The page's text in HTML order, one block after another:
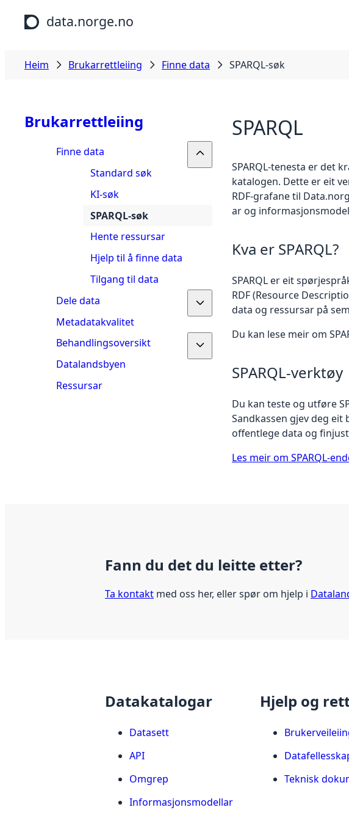
Hopp til hovudinnhald
data.norge.no
Heim Brukarrettleiing Finne data SPARQL-søk
Brukarrettleiing
Finne data
Standard søk
KI-søk
SPARQL-søk
Hente ressursar
Hjelp til å finne data
Tilgang til data
Dele data
Metadatakvalitet
Behandlingsoversikt
Datalandsbyen
Ressursar
SPARQL
SPARQL-tenesta er det
katalogen. Dette er eit
RDF-grafane til
ar og
Kva er SPARQL?
SPARQL er eit
RDF (Resource
data og ressursar på
Du kan lese meir om
SPARQL-verktøy
Du kan teste og utføre
Sandkassen gjev deg
offentlege data og
Les meir om SPARQL-
Fann du det du leitte etter?
Ta kontakt med oss her, eller spør om hjelp i
Datakatalogar
Datasett
API
Omgrep
Informasjonsmodellar
Hjelp og
Teknisk